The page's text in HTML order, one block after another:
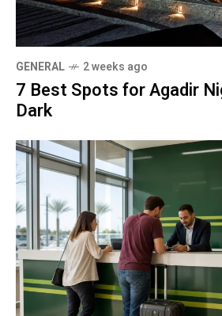
GENERAL 2 weeks ago
7 Best Spots for Agadir
Dark